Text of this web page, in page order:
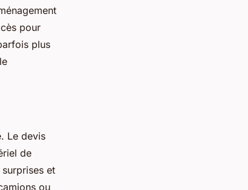
pour
plus
Le devis
de
et
ou